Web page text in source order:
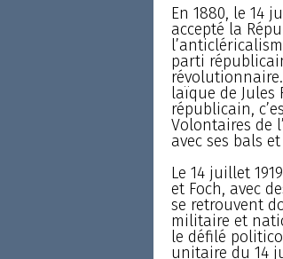
En 1880, le 14
accepté la
parti
révolutionnaire.
laïque de Jules
républicain,
Volontaires de
avec ses bals
Le 14 juillet
et Foch, avec
se retrouvent
militaire et
le défilé
unitaire du 14